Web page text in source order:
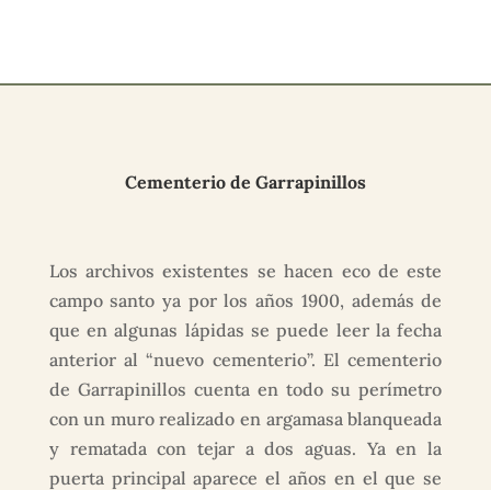
Cementerio de Garrapinillos
Los archivos existentes se hacen eco de este
campo santo ya por los años 1900, además de
que en algunas lápidas se puede leer la fecha
anterior al “nuevo cementerio”. El cementerio
de Garrapinillos cuenta en todo su perímetro
con un muro realizado en argamasa blanqueada
y rematada con tejar a dos aguas. Ya en la
puerta principal aparece el años en el que se